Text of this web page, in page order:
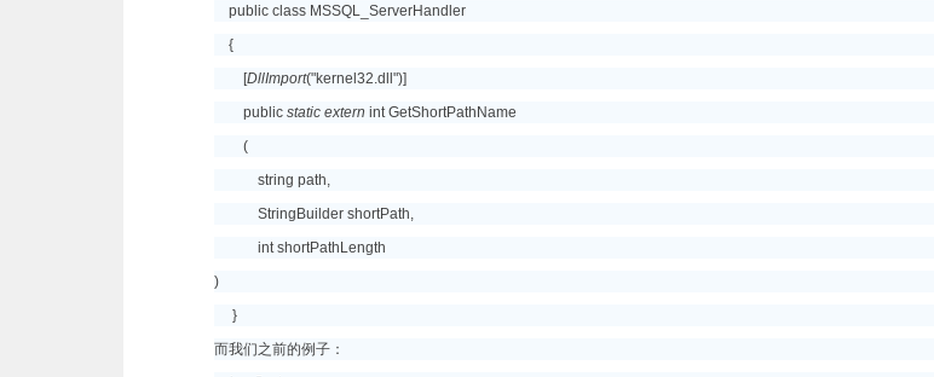
public class MSSQL_ServerHandler
{
[DllImport("kernel32.dll")]
public static extern int GetShortPathName
(
string path,
StringBuilder shortPath,
int shortPathLength
)
}
而我们之前的例子：